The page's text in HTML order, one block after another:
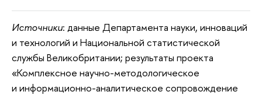
Источники: данные Департамента науки, инноваций
и технологий и Национальной статистической
службы Великобритании; результаты проекта
«Комплексное научно-методологическое
и информационно-аналитическое сопровождение